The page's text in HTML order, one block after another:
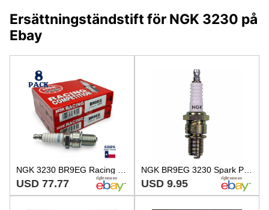
Ersättningständstift för NGK 3230 på
Ebay
USD 77.77 USD 9.95